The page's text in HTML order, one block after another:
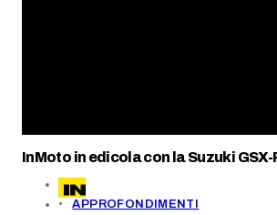
InMoto in edicola con la Suzuki GSX-
APPROFONDIMENTI